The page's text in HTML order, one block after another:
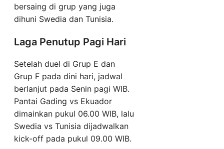
bersaing di grup yang juga
dihuni Swedia dan Tunisia.
Laga Penutup Pagi Hari
Setelah duel di Grup E dan
Grup F pada dini hari, jadwal
berlanjut pada Senin pagi WIB.
Pantai Gading vs Ekuador
dimainkan pukul 06.00 WIB, lalu
Swedia vs Tunisia dijadwalkan
kick-off pada pukul 09.00 WIB.